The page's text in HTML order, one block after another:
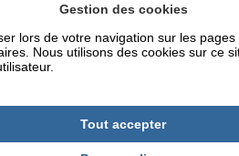
TARIFS
25€/adulte - 12€/enfant
4 à 12 ans)
Gestion des cookies
lors de votre navigation sur les
Nous utilisons des cookies sur ce
Tout accepter